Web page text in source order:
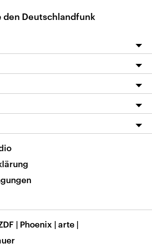
den Deutschlandfunk
auf dlf.de
App
App
| Phoenix | arte |